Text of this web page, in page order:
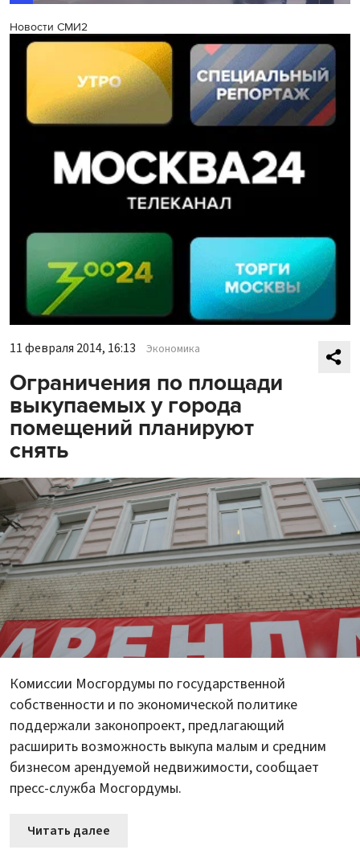
Новости СМИ2
11 февраля 2014, 16:13 Экономика
Ограничения по площади
выкупаемых у города
помещений планируют
снять
Комиссии Мосгордумы по государственной
собственности и по экономической политике
поддержали законопроект, предлагающий
расширить возможность выкупа малым и средним
бизнесом арендуемой недвижимости, сообщает
пресс-служба Мосгордумы.
Читать далее